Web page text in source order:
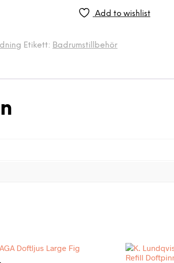
Add to wishlist
Etikett: Badrumstillbehör